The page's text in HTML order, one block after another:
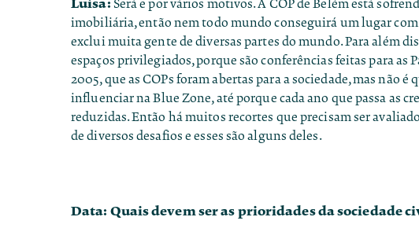
Luisa: Será e por vários motivos. A COP de Belém está
imobiliária, então nem todo mundo conseguirá um lugar com
exclui muita gente de diversas partes do mundo. Para além
espaços privilegiados, porque são conferências feitas para as
2005, que as COPs foram abertas para a sociedade, mas não
influenciar na Blue Zone, até porque cada ano que passa as
reduzidas. Então há muitos recortes que precisam ser
de diversos desafios e esses são alguns deles.
Data: Quais devem ser as prioridades da sociedade